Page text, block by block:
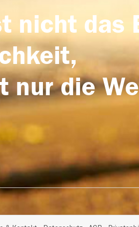
nicht das
nur die